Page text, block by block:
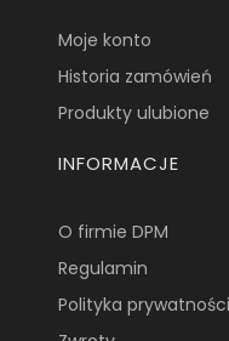
Moje konto
Historia zamówień
Produkty ulubione
INFORMACJE
O firmie DPM
Regulamin
Polityka prywatności